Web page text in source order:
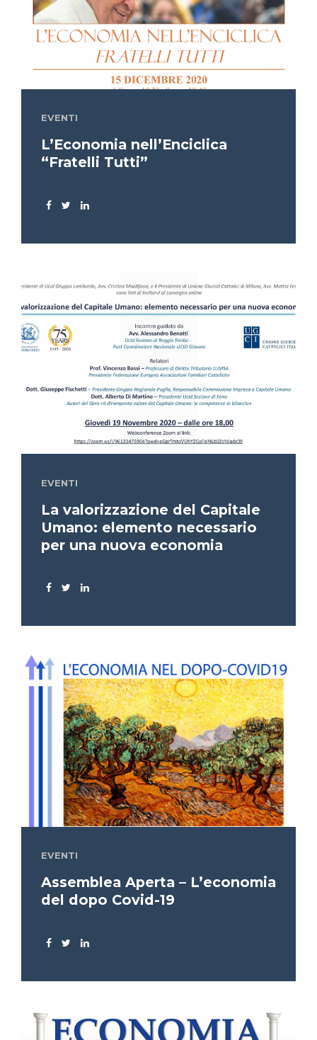
EVENTI
L’Economia nell’Enciclica
“Fratelli Tutti”
EVENTI
La valorizzazione del Capitale
Umano: elemento necessario
per una nuova economia
EVENTI
Assemblea Aperta – L’economia
del dopo Covid-19